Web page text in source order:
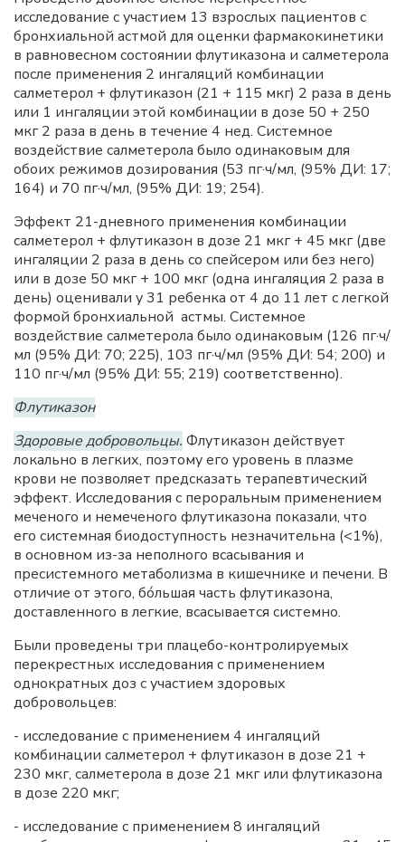
исследование с участием 13 взрослых пациентов с
бронхиальной астмой для оценки фармакокинетики
в равновесном состоянии флутиказона и салметерола
после применения 2 ингаляций комбинации
салметерол + флутиказон (21 + 115 мкг) 2 раза в день
или 1 ингаляции этой комбинации в дозе 50 + 250
мкг 2 раза в день в течение 4 нед. Системное
воздействие салметерола было одинаковым для
обоих режимов дозирования (53 пг·ч/мл, (95% ДИ: 17;
164) и 70 пг·ч/мл, (95% ДИ: 19; 254).
Эффект 21-дневного применения комбинации
салметерол + флутиказон в дозе 21 мкг + 45 мкг (две
ингаляции 2 раза в день со спейсером или без него)
или в дозе 50 мкг + 100 мкг (одна ингаляция 2 раза в
день) оценивали у 31 ребенка от 4 до 11 лет с легкой
формой бронхиальной астмы. Системное
воздействие салметерола было одинаковым (126 пг·ч/
мл (95% ДИ: 70; 225), 103 пг·ч/мл (95% ДИ: 54; 200) и
110 пг·ч/мл (95% ДИ: 55; 219) соответственно).
Флутиказон
Здоровые добровольцы. Флутиказон действует
локально в легких, поэтому его уровень в плазме
крови не позволяет предсказать терапевтический
эффект. Исследования с пероральным применением
меченого и немеченого флутиказона показали, что
его системная биодоступность незначительна (<1%),
в основном из-за неполного всасывания и
пресистемного метаболизма в кишечнике и печени. В
отличие от этого, бóльшая часть флутиказона,
доставленного в легкие, всасывается системно.
Были проведены три плацебо-контролируемых
перекрестных исследования с применением
однократных доз с участием здоровых
добровольцев:
- исследование с применением 4 ингаляций
комбинации салметерол + флутиказон в дозе 21 +
230 мкг, салметерола в дозе 21 мкг или флутиказона
в дозе 220 мкг;
- исследование с применением 8 ингаляций